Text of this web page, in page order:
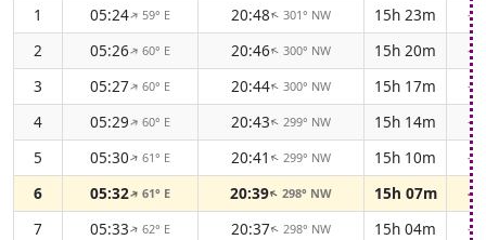
1
05:24↑59° E 20:48↑301° NW 15h 23m
-
2
05:26↑60° E 20:46↑300° NW 15h 20m
-
3
05:27↑60° E 20:44↑300° NW 15h 17m
-
4
05:29↑60° E 20:43↑299° NW 15h 14m
-
5
05:30↑61° E 20:41 ↑299° NW 15h 10m
-
6
05:32↑61° E 20:39↑298° NW 15h 07m
-
7
05:33↑62° E 20:37↑298° NW 15h 04m
-